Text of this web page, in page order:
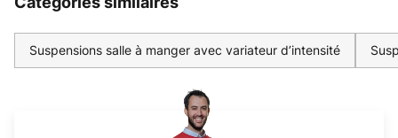
Suspensions salle à manger avec variateur d’intensité